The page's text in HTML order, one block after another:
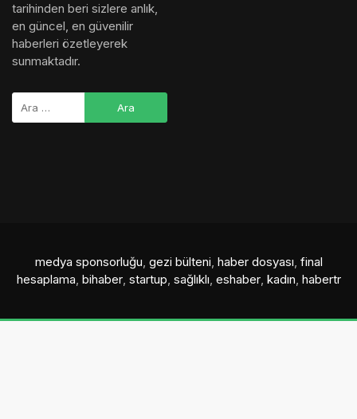
tarihinden beri sizlere anlık,
en güncel, en güvenilir
haberleri özetleyerek
sunmaktadır.
medya sponsorluğu, gezi bülteni, haber dosyası, final
hesaplama, bihaber, startup, sağlıklı, eshaber, kadın, habertr